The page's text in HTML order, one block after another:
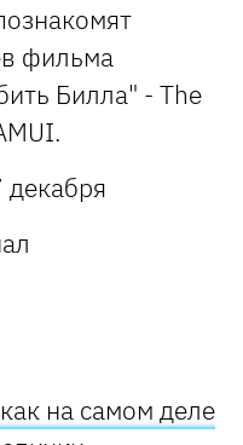
фильма
Билла" - The
декабря
на самом деле